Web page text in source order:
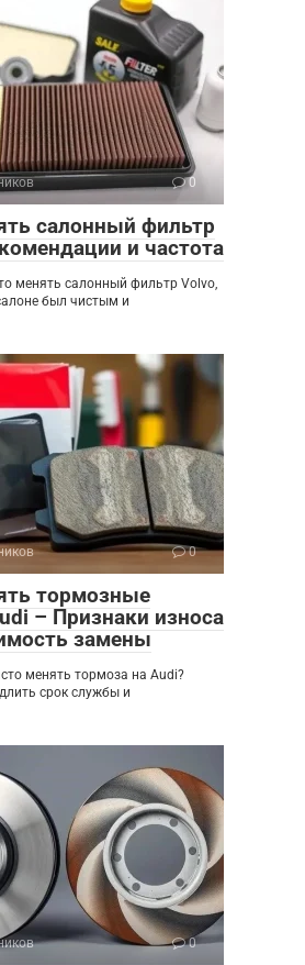
0
салонный фильтр
и частота
менять салонный фильтр Volvo,
был чистым и
0
тормозные
– Признаки износа
замены
менять тормоза на Audi?
срок службы и
0